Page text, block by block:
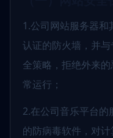
1.公司网站服务器
认证的防火墙，并
全策略，拒绝外来
常运行；
2.在公司音乐平台的
的防病毒软件，对